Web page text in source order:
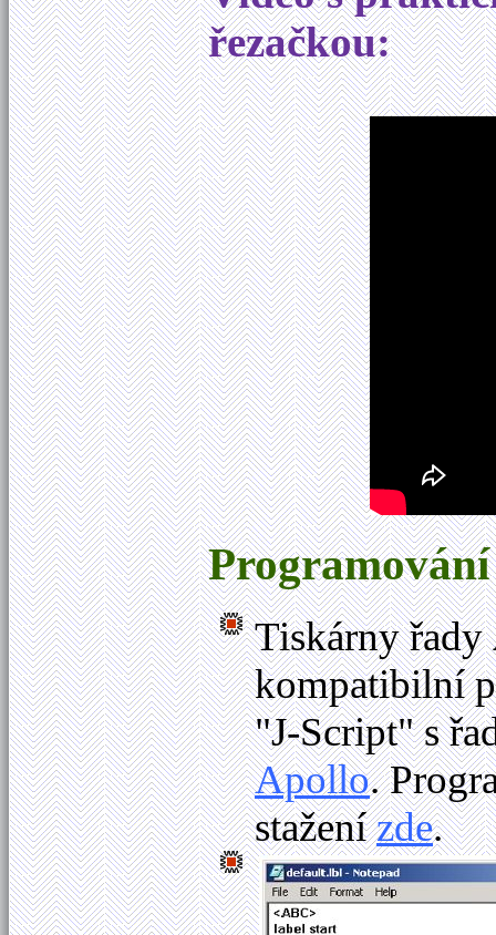
řezačkou:
Tiskárny řady
kompatibilní
"J-Script" s
Apollo.
staženízde.